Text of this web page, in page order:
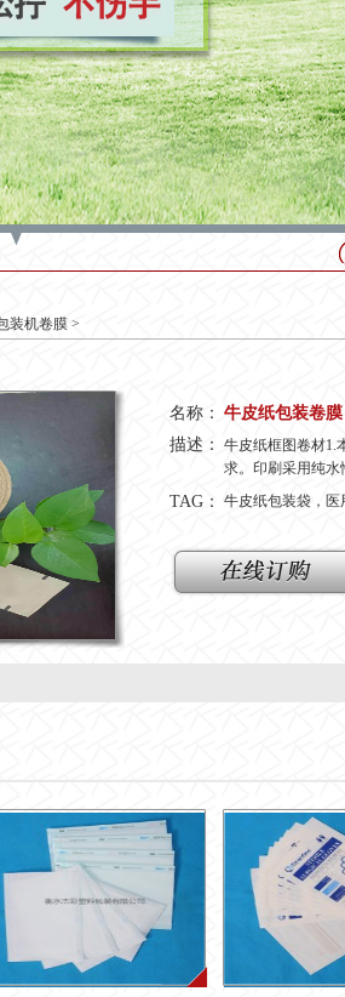
装机卷膜 >
名称： 牛皮纸包装卷膜
描述：
牛皮纸框图卷材1.
求。印刷采用纯水
TAG： 牛皮纸包装袋，医